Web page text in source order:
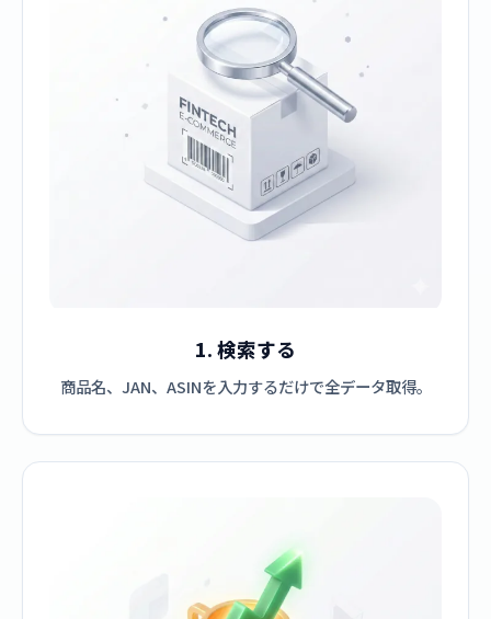
1. 検索する
商品名、JAN、ASINを入力するだけで全データ取得。